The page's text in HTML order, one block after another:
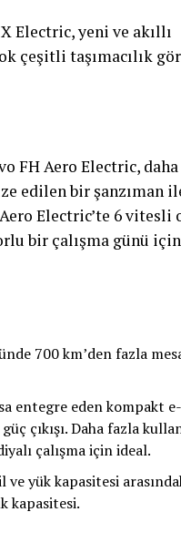
Electric, yeni ve akıllı
çeşitli taşımacılık
FH Aero Electric, daha
edilen bir şanzıman
Electric’te 6 vitesli
bir çalışma günü
700 km’den fazla
entegre eden kompakt
çıkışı. Daha fazla
çalışma için ideal.
yük kapasitesi
kapasitesi.